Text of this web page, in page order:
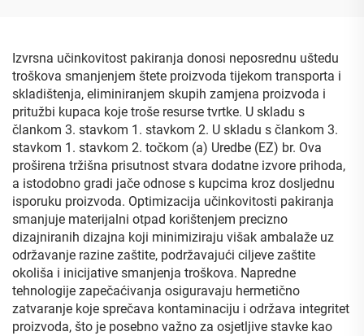
Izvrsna učinkovitost pakiranja donosi neposrednu uštedu
troškova smanjenjem štete proizvoda tijekom transporta i
skladištenja, eliminiranjem skupih zamjena proizvoda i
pritužbi kupaca koje troše resurse tvrtke. U skladu s
člankom 3. stavkom 1. stavkom 2. U skladu s člankom 3.
stavkom 1. stavkom 2. točkom (a) Uredbe (EZ) br. Ova
proširena tržišna prisutnost stvara dodatne izvore prihoda,
a istodobno gradi jače odnose s kupcima kroz dosljednu
isporuku proizvoda. Optimizacija učinkovitosti pakiranja
smanjuje materijalni otpad korištenjem precizno
dizajniranih dizajna koji minimiziraju višak ambalaže uz
održavanje razine zaštite, podržavajući ciljeve zaštite
okoliša i inicijative smanjenja troškova. Napredne
tehnologije zapečaćivanja osiguravaju hermetično
zatvaranje koje sprečava kontaminaciju i održava integritet
proizvoda, što je posebno važno za osjetljive stavke kao